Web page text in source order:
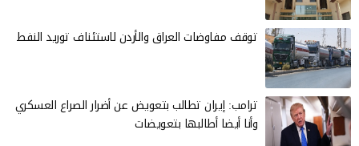
توقف مفاوضات العراق والأردن لاستئناف توريد النفط
ترامب: إيران تطالب بتعويض عن أضرار الصراع العسكري
وأنا أيضا أطالبها بتعويضات